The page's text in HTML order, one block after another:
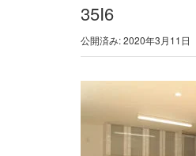
35I6
公開済み: 2020年3月11日